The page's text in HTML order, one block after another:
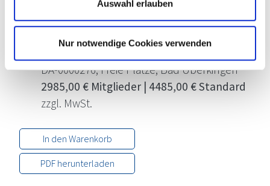
Auswahl erlauben
Nur notwendige Cookies verwenden
14.09.2026 - 02.10.2026
DA-0000276, Freie Plätze, Bad Überkingen
2985,00 € Mitglieder | 4485,00 € Standard
zzgl. MwSt.
In den Warenkorb
PDF herunterladen